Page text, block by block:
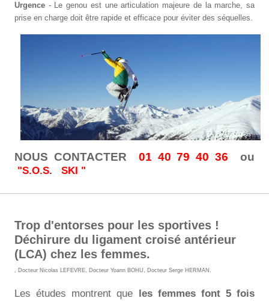
Urgence - Le genou est une articulation majeure de la marche, sa
prise en charge doit être rapide et efficace pour éviter des séquelles.
NOUS CONTACTER 01 40 79 40 36 ou
"S.O.S. SKI "
Trop d'entorses pour les sportives !
Déchirure du ligament croisé antérieur
(LCA) chez les femmes.
, Docteur Nicolas LEFEVRE, Docteur Yoann BOHU, Docteur Serge HERMAN .
Les études montrent que les femmes font 5 fois